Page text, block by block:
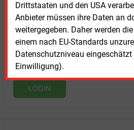
Drittstaaten und den USA
Anbieter müssen ihre Daten an
weitergegeben. Daher werden
einem nach EU-Standards
Datenschutzniveau
Einwilligung).
LOGIN